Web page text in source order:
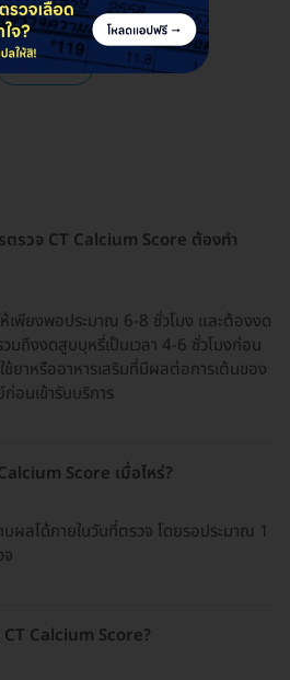
ดูรีวิวทั้งหมด
ตรวจ CT Calcium Score ต้องทำ
พียงพอประมาณ 6-8 ชั่วโมง และต้องงด
มถึงงดสูบบุหรี่เป็นเวลา 4-6 ชั่วโมงก่อน
ช้ยาหรืออาหารเสริมที่มีผลต่อการเต้นของ
อนเข้ารับบริการ
Score เมื่อไหร่?
ผลได้ภายในวันที่ตรวจ โดยรอประมาณ 1
CT Calcium Score?